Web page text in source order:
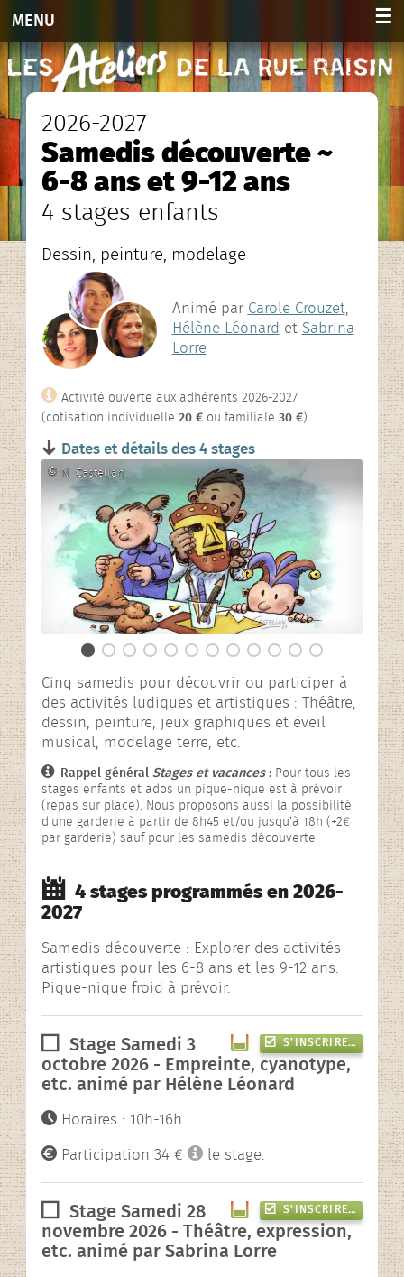
MENU ☰
Accueil
Activités
Adultes 2026-2027
Enfants et ados 2026-2027
Agenda des stages
Agenda
Infos et contacts
L’association
Rencontres contées
En images…
2026-2027
Samedis découverte ~
6-8 ans et 9-12 ans
4 stages enfants
Dessin, peinture, modelage
Animé par Carole Crouzet,
Hélène Léonard et Sabrina
Lorre
Activité ouverte aux adhérents 2026-2027
(cotisation individuelle 20 € ou familiale 30 €).
Dates et détails des 4 stages
© N. Castellan
Cinq samedis pour découvrir ou participer à
des activités ludiques et artistiques : Théâtre,
dessin, peinture, jeux graphiques et éveil
musical, modelage terre, etc.
Rappel général Stages et vacances: Pour tous les
stages enfants et ados un pique-nique est à prévoir
(repas sur place). Nous proposons aussi la possibilité
d’une garderie à partir de 8h45 et/ou jusqu’à 18h (+2€
par garderie) sauf pour les samedis découverte.
4 stages programmés en 2026-
2027
Samedis découverte : Explorer des activités
artistiques pour les 6-8 ans et les 9-12 ans.
Pique-nique froid à prévoir.
S’INSCRIRE…
Stage Samedi 3
octobre 2026 - Empreinte, cyanotype,
etc. animé par Hélène Léonard
Horaires : 10h-16h.
Participation 34 € le stage.
S’INSCRIRE…
Stage Samedi 28
novembre 2026 - Théâtre, expression,
etc. animé par Sabrina Lorre